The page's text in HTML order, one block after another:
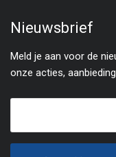
Nieuwsbrief
Meld je aan voor de
onze acties,